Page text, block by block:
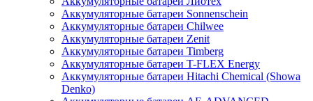
Аккумуляторные батареи Sonnenschein
Аккумуляторные батареи Chilwee
Аккумуляторные батареи Zenit
Аккумуляторные батареи Timberg
Аккумуляторные батареи T-FLEX Energy
Аккумуляторные батареи Hitachi Chemical (Showa
Denko)